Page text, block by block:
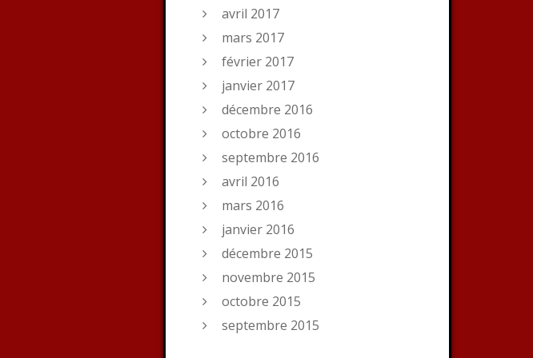
avril 2017
mars 2017
février 2017
janvier 2017
décembre 2016
octobre 2016
septembre 2016
avril 2016
mars 2016
janvier 2016
décembre 2015
novembre 2015
octobre 2015
septembre 2015